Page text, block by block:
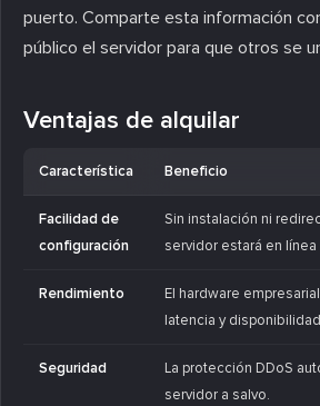
puerto. Comparte esta información
público el servidor para que otros se
Ventajas de alquilar
Característica Beneficio
Facilidad de
configuración
Sin instalación ni
servidor estará en
Rendimiento
El hardware
latencia y
Seguridad
La protección DDoS
servidor a salvo.